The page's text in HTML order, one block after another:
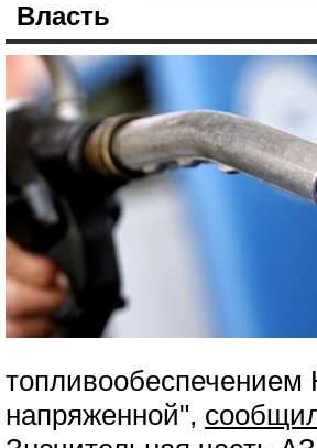
Власть
топливообеспечением
напряженной",